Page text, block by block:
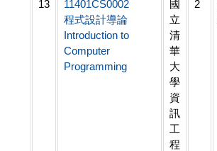
13
11401CS0002
程式設計導論
Introduction to
Computer
Programming
國
立
清
華
大
學
資
訊
工
程
2